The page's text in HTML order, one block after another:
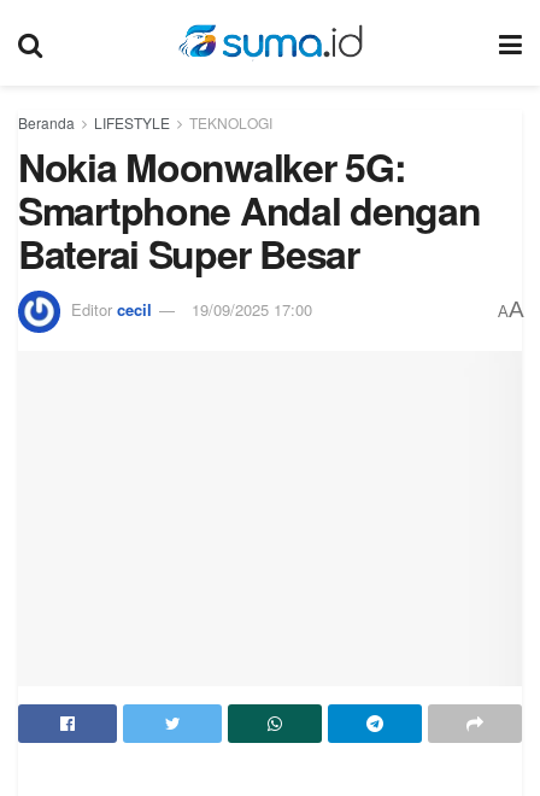
Beranda LIFESTYLE TEKNOLOGI
Nokia Moonwalker 5G:
Smartphone Andal dengan
Baterai Super Besar
Editor cecil 19/09/2025 17:00 AA